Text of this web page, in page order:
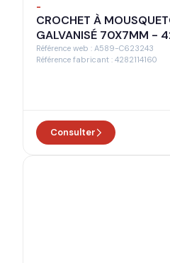
-
CROCHET À
GALVANISÉ 70X7MM -
Référence web : A589-C623243
Référence fabricant : 4282114160
Consulter